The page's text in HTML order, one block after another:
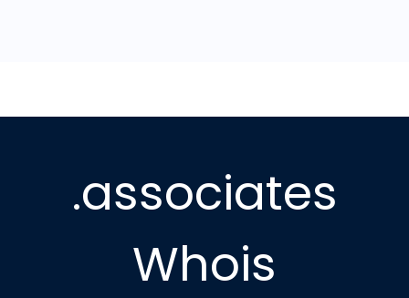
.associates
Whois